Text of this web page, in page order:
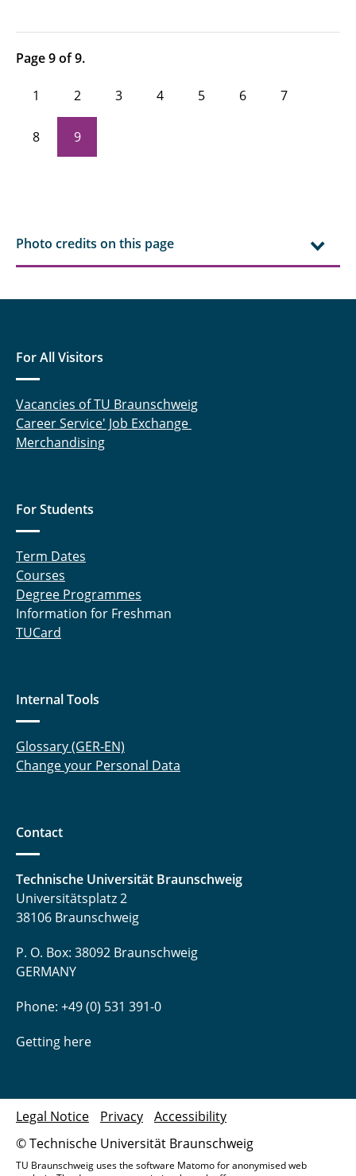
Page 9 of 9.
1 2 3 4 5 6 7
8 9
Photo credits on this page
For All Visitors
Vacancies of TU Braunschweig
Career Service' Job Exchange
Merchandising
For Students
Term Dates
Courses
Degree Programmes
Information for Freshman
TUCard
Internal Tools
Glossary (GER-EN)
Change your Personal Data
Contact
Technische Universität Braunschweig
Universitätsplatz 2
38106 Braunschweig
P. O. Box: 38092 Braunschweig
GERMANY
Phone: +49 (0) 531 391-0
Getting here
© Technische Universität Braunschweig
Legal Notice Privacy Accessibility
TU Braunschweig uses the software Matomo for anonymised web